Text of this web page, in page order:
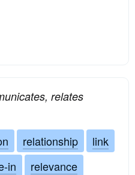
relates
relationship
link
in
relevance